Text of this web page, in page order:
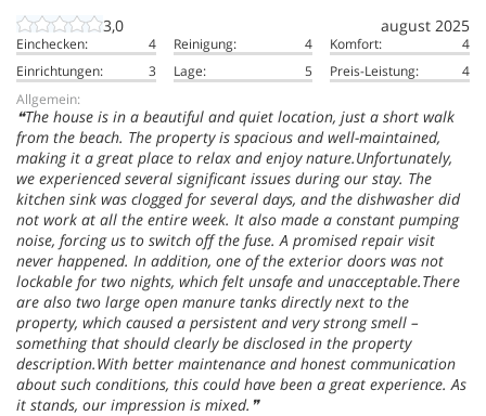
3,0 august 2025
Einchecken: 4 Reinigung: 4 Komfort:
4
Einrichtungen:
3 Lage: 5 Preis-Leistung:
4
Allgemein:
The house is in a beautiful and quiet location, just a short walk
from the beach. The property is spacious and well-maintained,
making it a great place to relax and enjoy nature.Unfortunately,
we experienced several significant issues during our stay. The
kitchen sink was clogged for several days, and the dishwasher did
not work at all the entire week. It also made a constant pumping
noise, forcing us to switch off the fuse. A promised repair visit
never happened. In addition, one of the exterior doors was not
lockable for two nights, which felt unsafe and unacceptable.There
are also two large open manure tanks directly next to the
property, which caused a persistent and very strong smell –
something that should clearly be disclosed in the property
description.With better maintenance and honest communication
about such conditions, this could have been a great experience. As
it stands, our impression is mixed.